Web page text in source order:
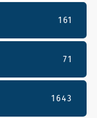
161
71
1643